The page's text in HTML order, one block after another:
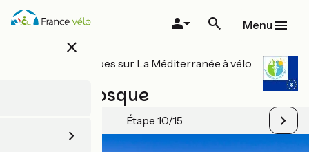
Aller
au
close
Menu
Toutes les étapes sur La Méditerranée à vélo
Apt / Manosque
Étape 10/15